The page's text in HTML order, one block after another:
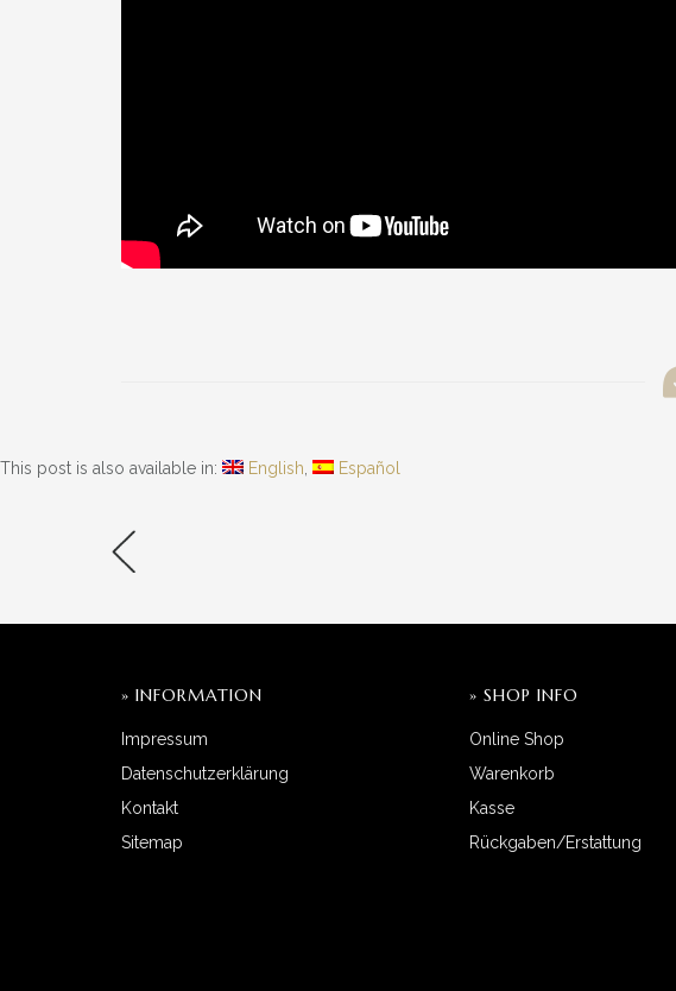
This post is also available in: English Español
» INFORMATION
Impressum
Datenschutzerklärung
Kontakt
Sitemap
» SHOP INFO
Online Shop
Warenkorb
Kasse
Rückgaben/Erstattung